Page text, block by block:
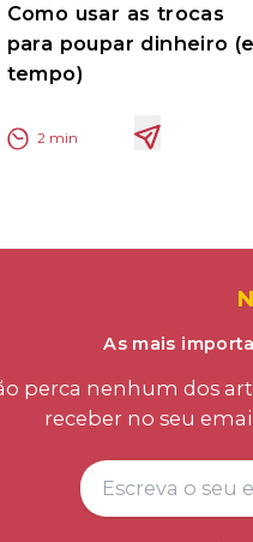
Como usar as trocas
para poupar dinheiro (e
tempo)
2min
As mais
perca nenhum dos
receber no seu